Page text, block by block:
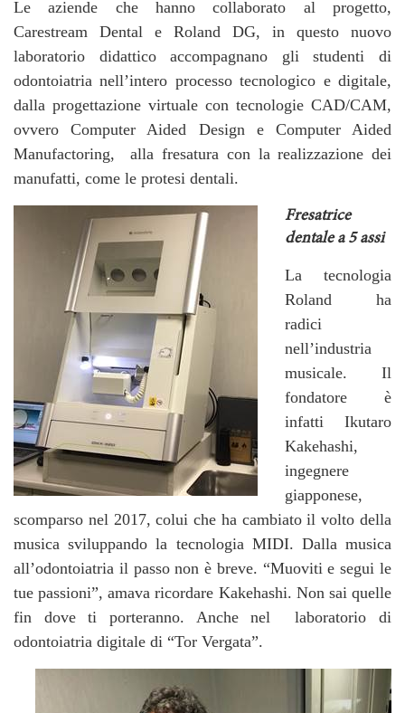
Le aziende che hanno collaborato al progetto,
Carestream Dental e Roland DG, in questo nuovo
laboratorio didattico accompagnano gli studenti di
odontoiatria nell’intero processo tecnologico e digitale,
dalla progettazione virtuale con tecnologie CAD/CAM,
ovvero Computer Aided Design e Computer Aided
Manufactoring, alla fresatura con la realizzazione dei
manufatti, come le protesi dentali.
Fresatrice
dentale a 5 assi
La tecnologia
Roland ha
radici
nell’industria
musicale. Il
fondatore è
infatti Ikutaro
Kakehashi,
ingegnere
giapponese,
scomparso nel 2017, colui che ha cambiato il volto della
musica sviluppando la tecnologia MIDI. Dalla musica
all’odontoiatria il passo non è breve. “Muoviti e segui le
tue passioni”, amava ricordare Kakehashi. Non sai quelle
fin dove ti porteranno. Anche nel laboratorio di
odontoiatria digitale di “Tor Vergata”.